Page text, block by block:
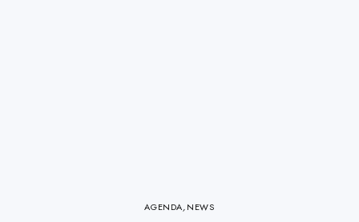
AGENDA,NEWS